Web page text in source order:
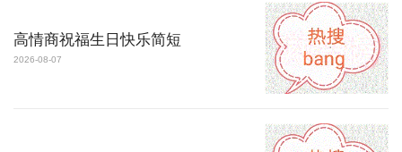
高情商祝福生日快乐简短
2026-08-07